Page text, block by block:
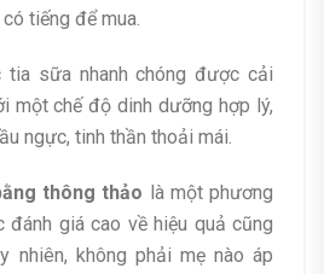
tiếng để mua.
sữa nhanh chóng được cải
một chế độ dinh dưỡng hợp lý,
ngực, tinh thần thoải mái.
thông thảo là một phương
đánh giá cao về hiệu quả cũng
nhiên, không phải mẹ nào áp